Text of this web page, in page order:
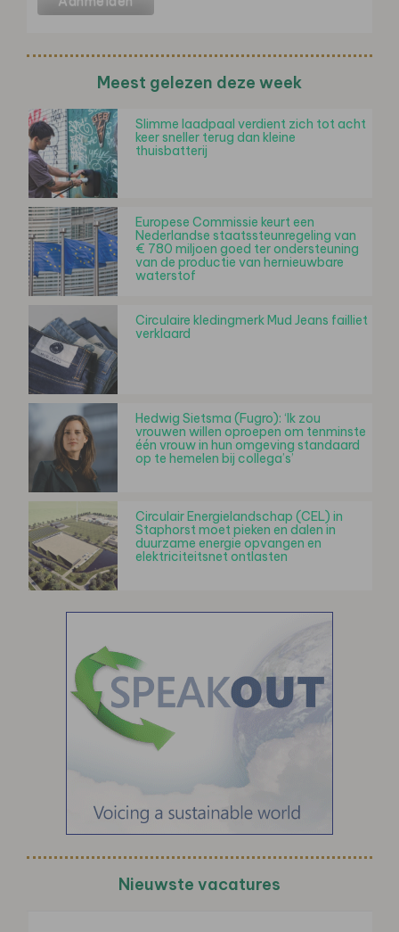
Meest gelezen deze week
Slimme laadpaal verdient zich tot acht
keer sneller terug dan kleine
thuisbatterij
Europese Commissie keurt een
Nederlandse staatssteunregeling van
€ 780 miljoen goed ter ondersteuning
van de productie van hernieuwbare
waterstof
Circulaire kledingmerk Mud Jeans failliet
verklaard
Hedwig Sietsma (Fugro): ‘Ik zou
vrouwen willen oproepen om tenminste
één vrouw in hun omgeving standaard
op te hemelen bij collega’s’
Circulair Energielandschap (CEL) in
Staphorst moet pieken en dalen in
duurzame energie opvangen en
elektriciteitsnet ontlasten
Nieuwste vacatures